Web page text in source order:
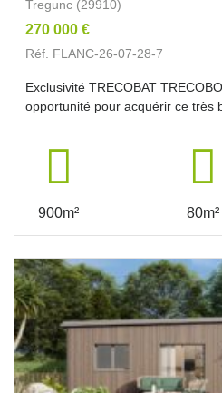
Tregunc (29910)
270 000 €
Réf. FLANC-26-07-28-7
Exclusivité TRECOBAT
opportunité pour acquérir ce très
900m² 80m²